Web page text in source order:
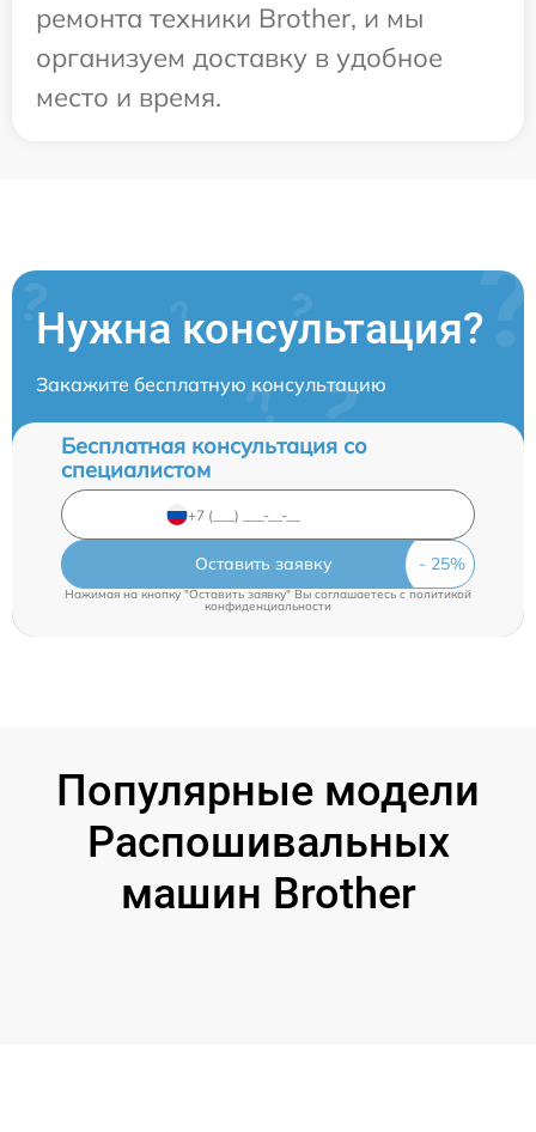
ремонта техники Brother, и мы
организуем доставку в удобное
место и время.
Нужна консультация?
Закажите бесплатную консультацию
Бесплатная консультация со
специалистом
Оставить заявку
Нажимая на кнопку "Оставить заявку" Вы соглашаетесь c политикой
конфиденциальности
Популярные модели
Распошивальных
машин Brother